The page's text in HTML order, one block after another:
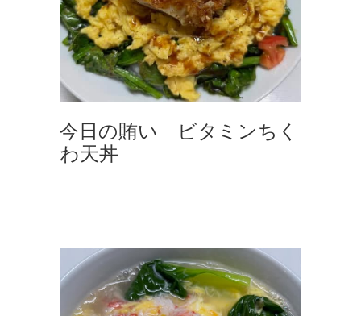
今日の賄い ビタミンちく
わ天丼